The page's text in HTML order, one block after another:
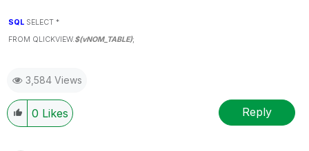
SQL SELECT *
FROM QLICKVIEW. $(vNOM_TABLE);
3,584 Views
0 Likes Reply